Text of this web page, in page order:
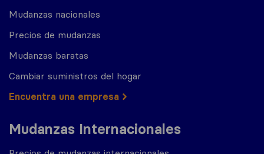
Mudanzas nacionales
Precios de mudanzas
Mudanzas baratas
Cambiar suministros del hogar
Encuentra una empresa
Mudanzas Internacionales